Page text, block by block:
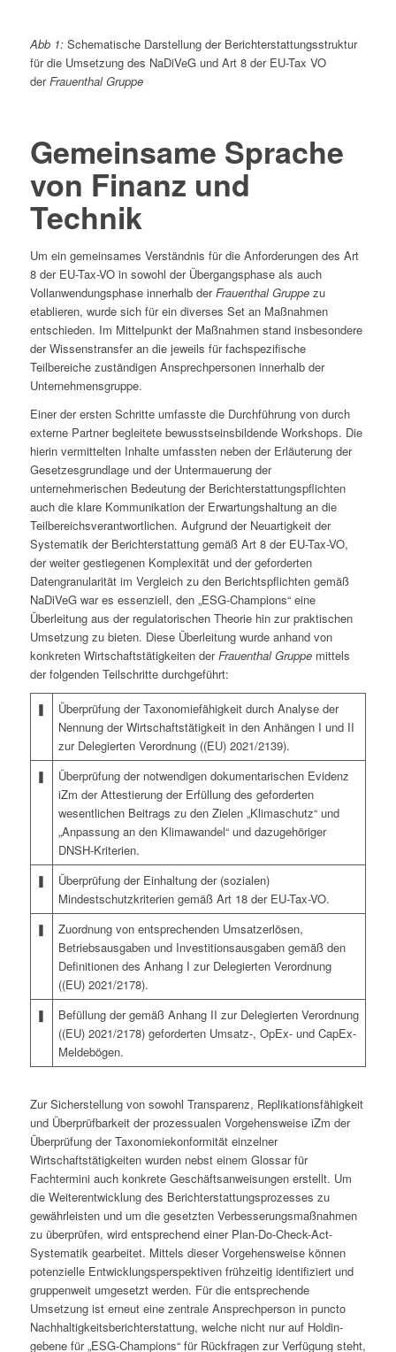
Abb 1:Schematische Darstellung der Berichterstattungsstruktur
für die Umsetzung des NaDiVeG und Art 8 der EU-Tax VO
derFrauenthal Gruppe
Gemeinsame Sprache
von Finanz und
Technik
Um ein gemeinsames Verständnis für die Anforderungen des Art
8 der EU-Tax-VO in sowohl der Übergangsphase als auch
Vollanwendungsphase innerhalb derFrauenthal Gruppezu
etablieren, wurde sich für ein diverses Set an Maßnahmen
entschieden. Im Mittelpunkt der Maßnahmen stand insbesondere
der Wissenstransfer an die jeweils für fachspezifische
Teilbereiche zuständigen Ansprechpersonen innerhalb der
Unternehmensgruppe.
Einer der ersten Schritte umfasste die Durchführung von durch
externe Partner begleitete bewusstseinsbildende Workshops. Die
hierin vermittelten Inhalte umfassten neben der Erläuterung der
Gesetzesgrundlage und der Untermauerung der
unternehmerischen Bedeutung der Berichterstattungs­pflichten
auch die klare Kommunikation der Erwartungshaltung an die
Teilbereichsverantwortlichen. Aufgrund der Neuartigkeit der
Systematik der Berichterstattung gemäß Art 8 der EU-Tax-VO,
der weiter gestiegenen Komplexität und der geforderten
Datengranularität im Vergleich zu den Berichts­pflichten gemäß
NaDiVeG war es essenziell, den „ESG-Champions“ eine
Überleitung aus der regulatorischen Theorie hin zur praktischen
Umsetzung zu bieten. Diese Überleitung wurde anhand von
konkreten Wirtschaftstätigkeiten derFrauenthal Gruppemittels
der folgenden Teilschritte durchgeführt:
❚
Überprüfung der Taxonomiefähigkeit durch Analyse der
Nennung der Wirtschaftstätigkeit in den Anhängen I und II
zur Delegierten Verordnung ((EU) 2021/2139).
❚
Überprüfung der notwendigen dokumentarischen Evidenz
iZm der Attestierung der Erfüllung des geforderten
wesentlichen Beitrags zu den Zielen „Klimaschutz“ und
„Anpassung an den Klimawandel“ und dazugehöriger
DNSH-Kriterien.
❚
Überprüfung der Einhaltung der (sozialen)
Mindestschutzkriterien gemäß Art 18 der EU-Tax-VO.
❚
Zuordnung von entsprechenden Umsatzerlösen,
Betriebsausgaben und Investitionsausgaben gemäß den
Definitionen des Anhang I zur Delegierten Verordnung
((EU) 2021/2178).
❚
Befüllung der gemäß Anhang II zur Delegierten Verordnung
((EU) 2021/2178) geforderten Umsatz-, OpEx- und CapEx-
Meldebögen.
Zur Sicher­stellung von sowohl Transparenz, Replikationsfähigkeit
und Überprüfbarkeit der prozessualen Vorgehensweise iZm der
Überprüfung der Taxonomiekonformität einzelner
Wirtschaftstätigkeiten wurden nebst einem Glossar für
Fachtermini auch konkrete Geschäftsanweisungen erstellt. Um
die Weiterentwicklung des Berichterstattungsprozesses zu
gewährleisten und um die gesetzten Verbesserungsmaßnahmen
zu überprüfen, wird entsprechend einer Plan-Do-Check-Act-
Systematik gearbeitet. Mittels dieser Vorgehensweise können
potenzielle Entwicklungsperspektiven frühzeitig identifiziert und
gruppenweit umgesetzt werden. Für die entsprechende
Umsetzung ist erneut eine zentrale Ansprechperson in puncto
Nachhaltigkeitsberichterstattung, welche nicht nur auf Holdin­
gebene für „ESG-Champions“ für Rückfragen zur Verfügung steht,